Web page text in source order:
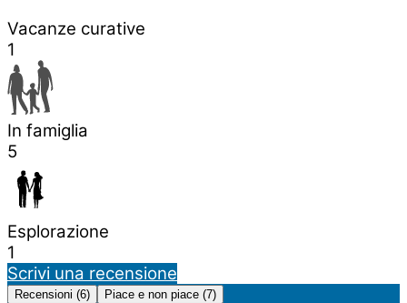
Vacanze curative
1
In famiglia
5
Esplorazione
1
Scrivi una recensione
Recensioni (6) Piace e non piace (7)